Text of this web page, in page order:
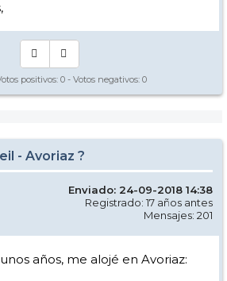
positivos: 0 - Votos negativos: 0
- Avoriaz ?
Enviado: 24-09-2018 14:38
Registrado: 17 años antes
Mensajes: 201
años, me alojé en Avoriaz: